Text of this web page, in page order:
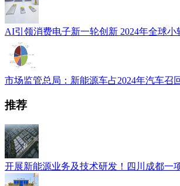
AI引领消费电子新一轮创新 2024年全球小
市场监管总局：新能源车占2024年汽车召
推荐
开展新能源业务及技术研发！四川成都一